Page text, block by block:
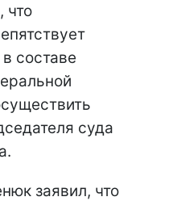
что
составе
суда
заявил, что